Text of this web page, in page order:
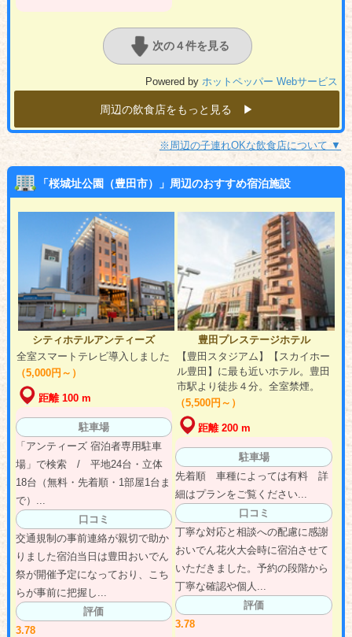
次の４件を見る
Powered by ホットペッパー Webサービス
周辺の飲食店をもっと見る ▶︎
※周辺の子連れOKな飲食店について ▼
「桜城址公園（豊田市）」周辺のおすすめ宿泊施設
シティホテルアンティーズ
全室スマートテレビ導入しました
（5,000円～）
距離 100 m
駐車場
「アンティーズ 宿泊者専用駐車
場」で検索 / 平地24台・立体
18台（無料・先着順・1部屋1台ま
で）...
口コミ
交通規制の事前連絡が親切で助か
りました宿泊当日は豊田おいでん
祭が開催予定になっており、こち
らが事前に把握し...
評価
3.78
豊田プレステージホテル
【豊田スタジアム】【スカイホー
ル豊田】に最も近いホテル。豊田
市駅より徒歩４分。全室禁煙。
（5,500円～）
距離 200 m
駐車場
先着順 車種によっては有料 詳
細はプランをご覧ください...
口コミ
丁寧な対応と相談への配慮に感謝
おいでん花火大会時に宿泊させて
いただきました。予約の段階から
丁寧な確認や個人...
評価
3.78